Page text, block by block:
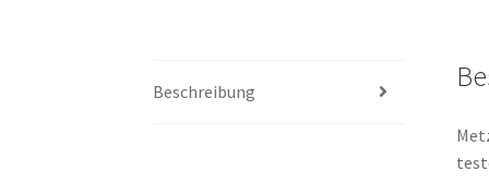
Beschreibung